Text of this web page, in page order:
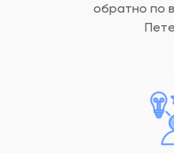
обратно по